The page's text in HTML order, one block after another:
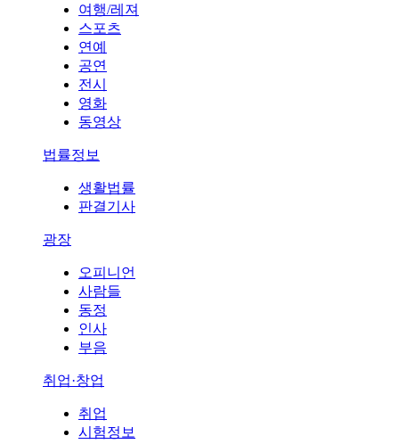
여행/레져
스포츠
연예
공연
전시
영화
동영상
법률정보
생활법률
판결기사
광장
오피니언
사람들
동정
인사
부음
취업·창업
취업
시험정보